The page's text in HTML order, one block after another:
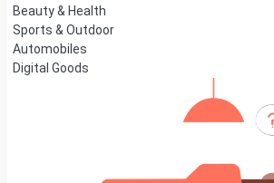
Beauty & Health
Sports & Outdoor
Automobiles
Digital Goods